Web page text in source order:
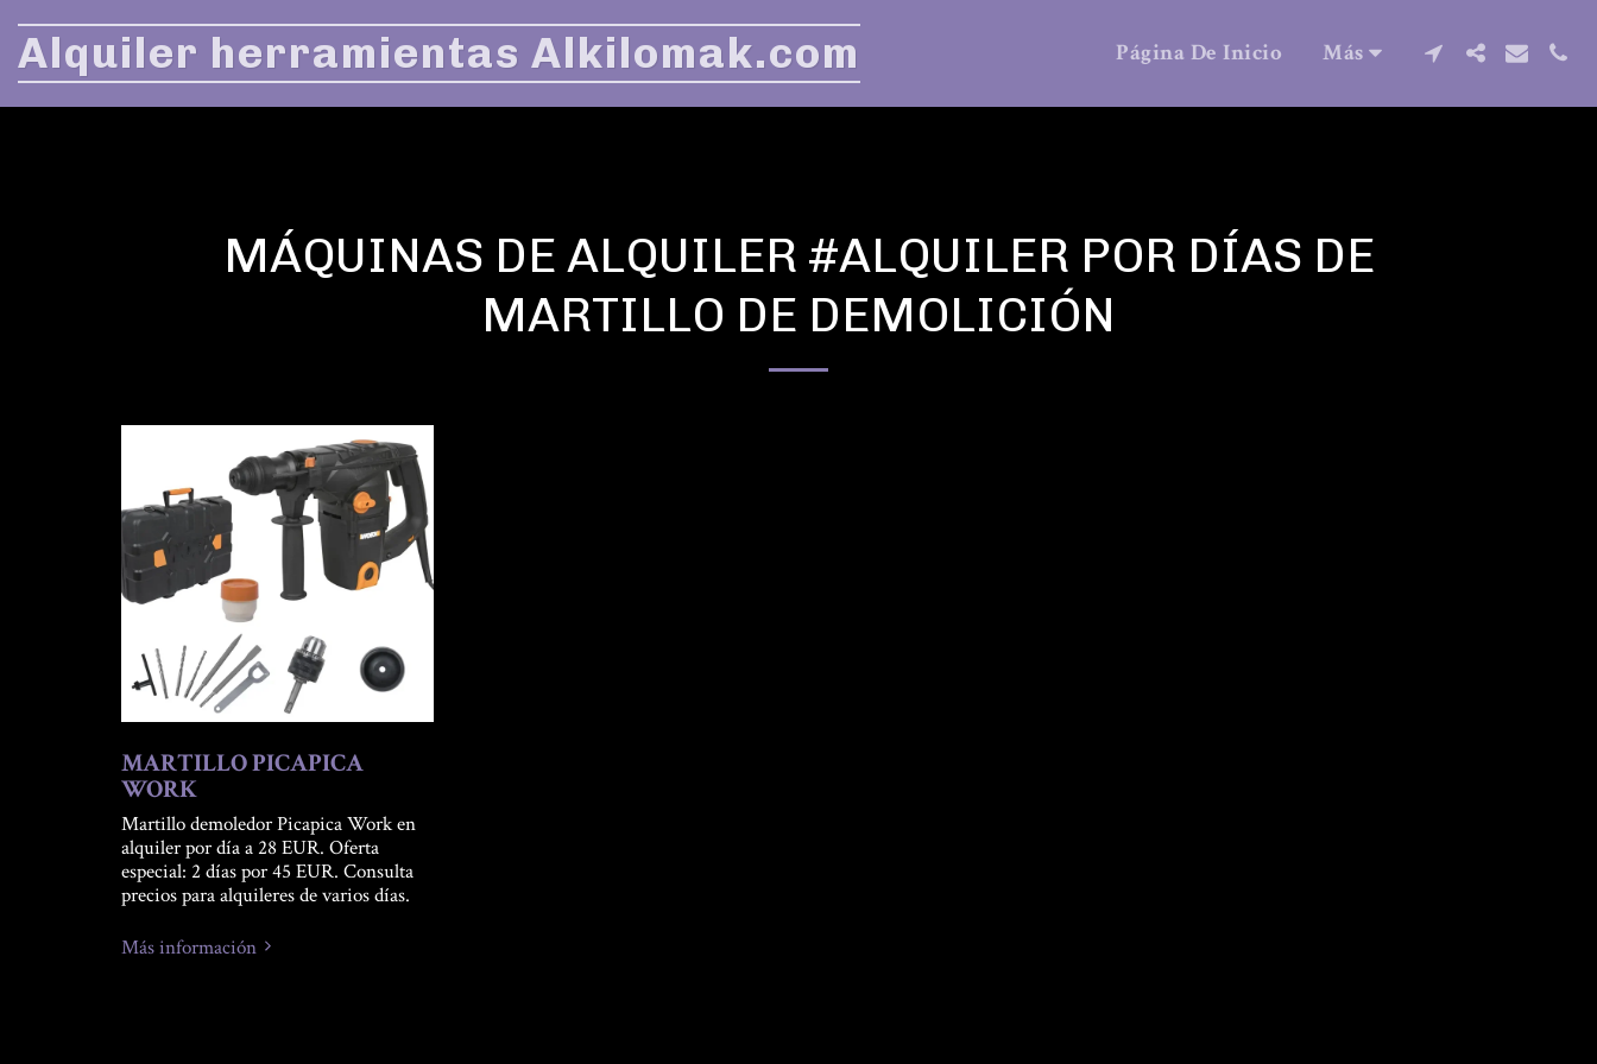
Alquiler herramientas Alkilomak.com Página De Inicio Más
MÁQUINAS DE ALQUILER #ALQUILER POR DÍAS DE
MARTILLO DE DEMOLICIÓN
MARTILLO PICAPICA
WORK
Martillo demoledor Picapica Work en
alquiler por día a 28 EUR. Oferta
especial: 2 días por 45 EUR. Consulta
precios para alquileres de varios días.
Más información